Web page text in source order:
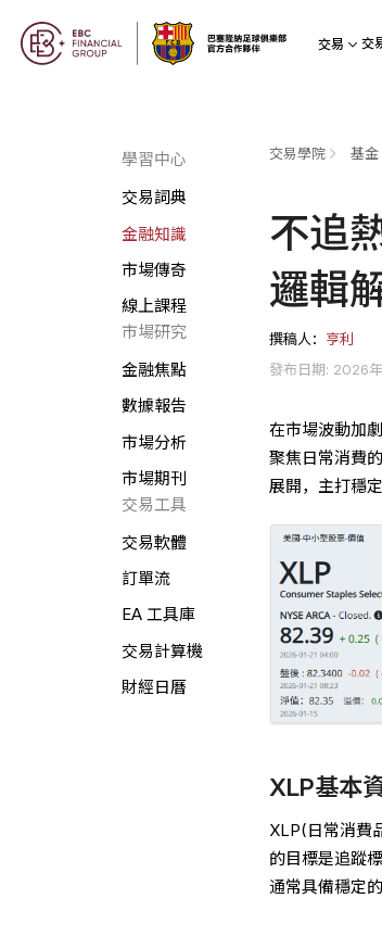
交易 交
學習中心
交易詞典
金融知識
市場傳奇
線上課程
市場研究
金融焦點
數據報告
市場分析
市場期刊
交易工具
交易軟體
訂單流
EA 工具庫
交易計算機
財經日曆
交易學院 基金
不追
邏輯
撰稿人： 亨利
發布日期: 2026
在市場波動加
聚焦日常消費
展開，主打穩
XLP基本
XLP(日常消費
的目標是追蹤
通常具備穩定